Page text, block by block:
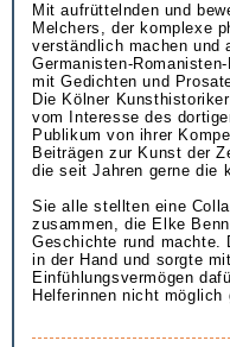
Mit aufrüttelnden und
Melchers, der komplexe
verständlich machen und
Germanisten-
mit Gedichten und
Die Kölner
vom Interesse des
Publikum von ihrer
Beiträgen zur Kunst der
die seit Jahren gerne die
Sie alle stellten eine
zusammen, die Elke
Geschichte rund machte.
in der Hand und sorgte
Einfühlungsvermögen
Helferinnen nicht